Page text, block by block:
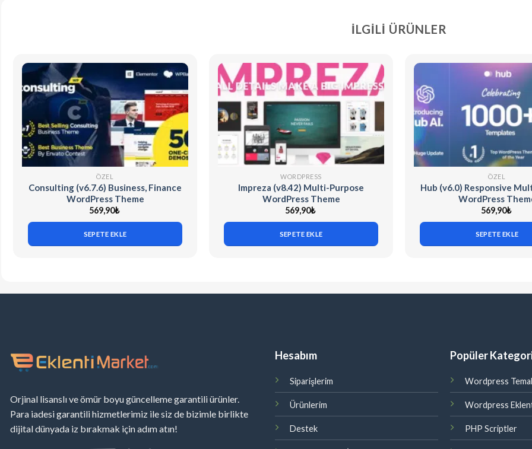
İLGILI ÜRÜNLER
ÖZEL
Consulting (v6.7.6) Business, Finance
WordPress Theme
569,90₺
SEPETE EKLE
WORDPRESS
Impreza (v8.42) Multi-Purpose
WordPress Theme
569,90₺
SEPETE EKLE
ÖZEL
Hub (v6.0) Responsive
WordPress
569,90₺
SEPETE EKLE
Orjinal lisanslı ve ömür boyu güncelleme garantili ürünler.
Para iadesi garantili hizmetlerimiz ile siz de bizimle birlikte
dijital dünyada iz bırakmak için adım atın!
Hesabım
Siparişlerim
Ürünlerim
Destek
Popüler
Wordpress
Wordpress
PHP Scriptler